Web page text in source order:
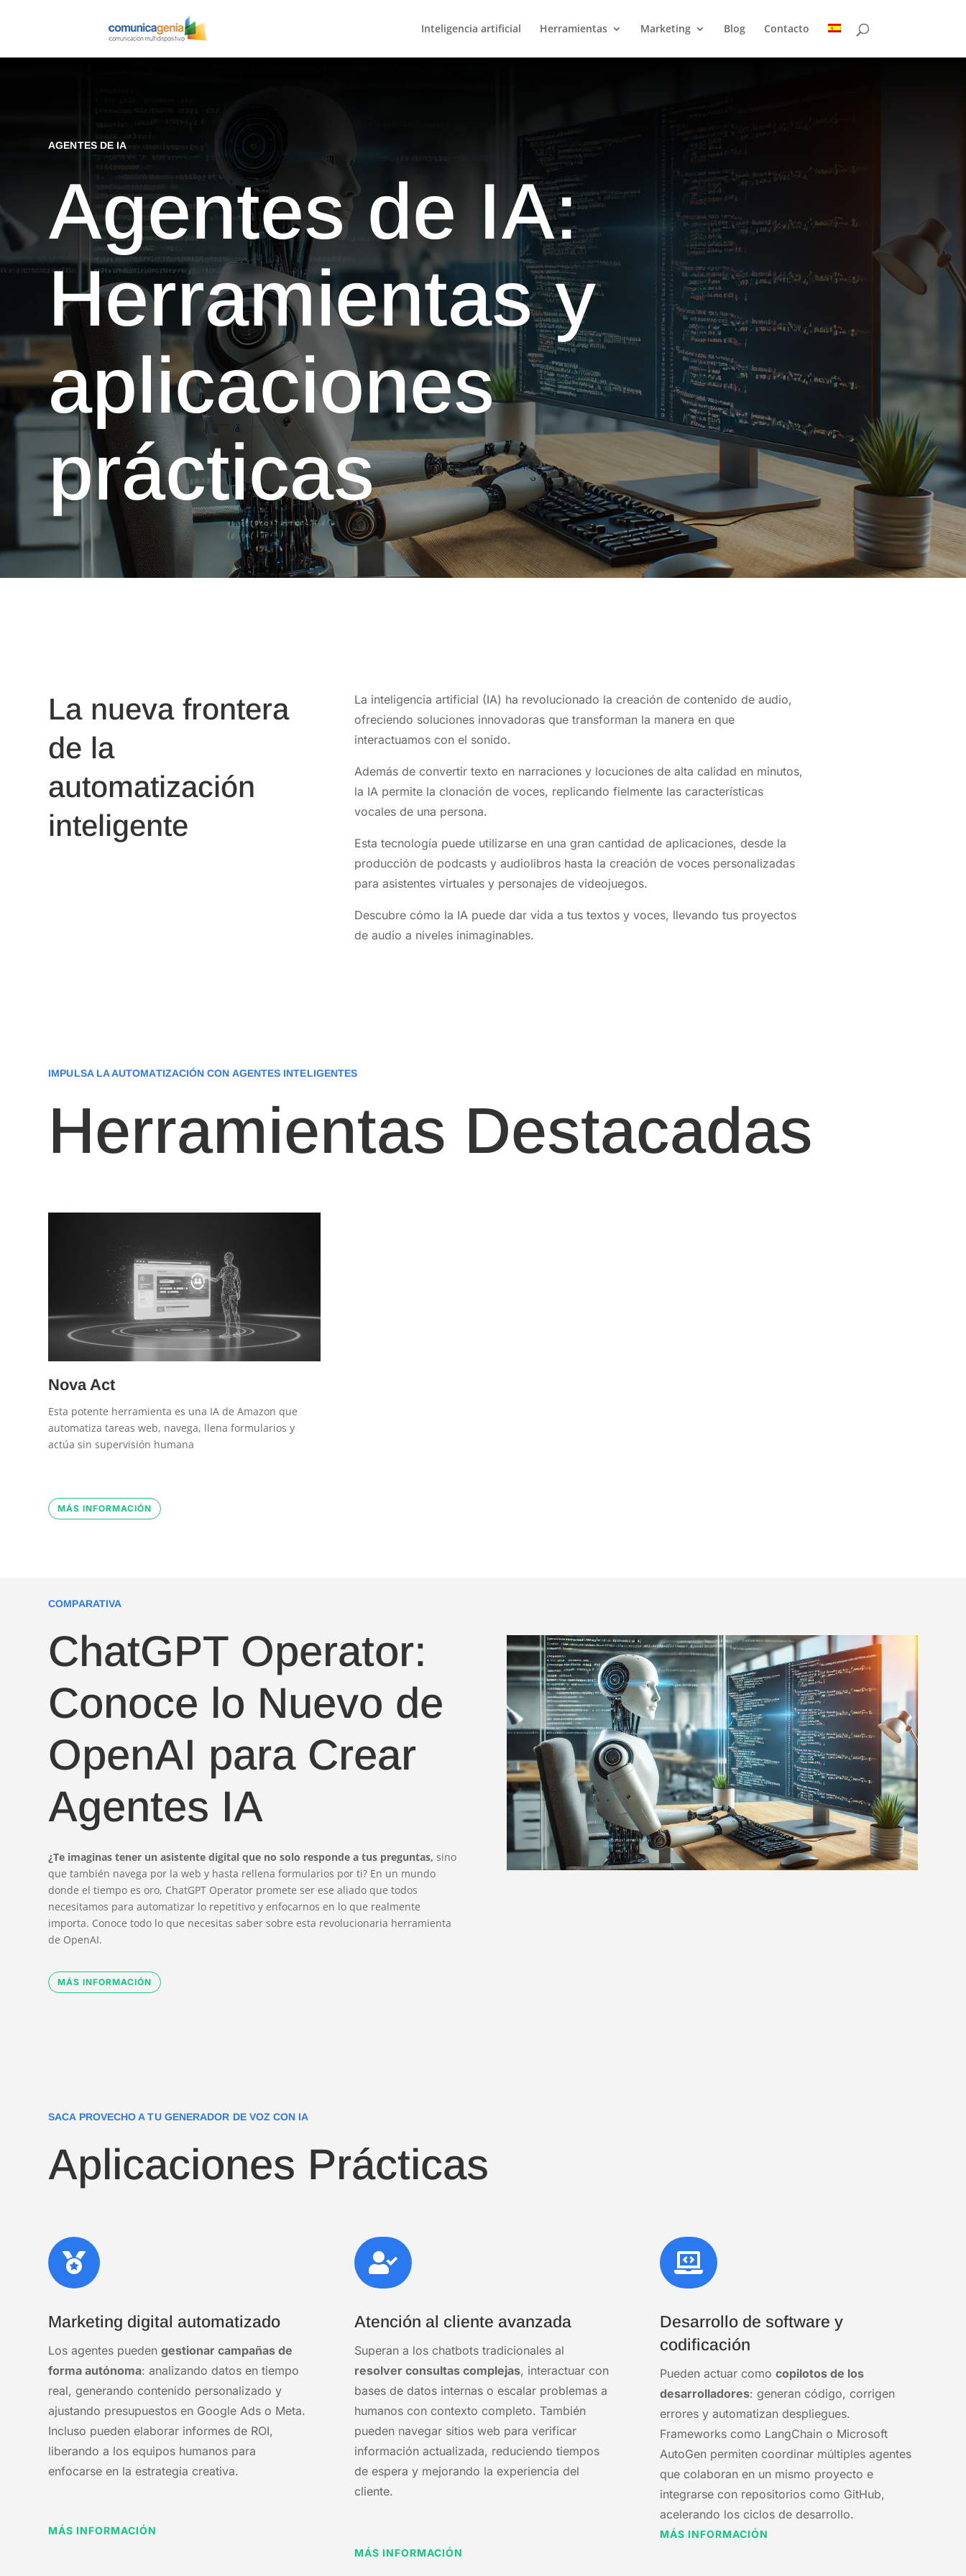
Inteligencia artificial Herramientas Marketing Blog Contacto
AGENTES DE IA
Agentes de IA:
Herramientas y
aplicaciones
prácticas
La nueva frontera
de la
automatización
inteligente
La inteligencia artificial (IA) ha revolucionado la creación de contenido de audio,
ofreciendo soluciones innovadoras que transforman la manera en que
interactuamos con el sonido.
Además de convertir texto en narraciones y locuciones de alta calidad en minutos,
la IA permite la clonación de voces, replicando fielmente las características
vocales de una persona.
Esta tecnología puede utilizarse en una gran cantidad de aplicaciones, desde la
producción de podcasts y audiolibros hasta la creación de voces personalizadas
para asistentes virtuales y personajes de videojuegos.
Descubre cómo la IA puede dar vida a tus textos y voces, llevando tus proyectos
de audio a niveles inimaginables.
IMPULSA LA AUTOMATIZACIÓN CON AGENTES INTELIGENTES
Herramientas Destacadas
Nova Act
Esta potente herramienta es una IA de Amazon que
automatiza tareas web, navega, llena formularios y
actúa sin supervisión humana
MÁS INFORMACIÓN
COMPARATIVA
ChatGPT Operator:
Conoce lo Nuevo de
OpenAI para Crear
Agentes IA
¿Te imaginas tener un asistente digital que no solo responde a tus preguntas, sino
que también navega por la web y hasta rellena formularios por ti? En un mundo
donde el tiempo es oro, ChatGPT Operator promete ser ese aliado que todos
necesitamos para automatizar lo repetitivo y enfocarnos en lo que realmente
importa. Conoce todo lo que necesitas saber sobre esta revolucionaria herramienta
de OpenAI.
MÁS INFORMACIÓN
SACA PROVECHO A TU GENERADOR DE VOZ CON IA
Aplicaciones Prácticas

Marketing digital automatizado
Los agentes puedengestionar campañas de
forma autónoma: analizando datos en tiempo
real, generando contenido personalizado y
ajustando presupuestos en Google Ads o Meta.
Incluso pueden elaborar informes de ROI,
liberando a los equipos humanos para
enfocarse en la estrategia creativa.
MÁS INFORMACIÓN

Atención al cliente avanzada
Superan a los chatbots tradicionales al
resolver consultas complejas, interactuar con
bases de datos internas o escalar problemas a
humanos con contexto completo. También
pueden navegar sitios web para verificar
información actualizada, reduciendo tiempos
de espera y mejorando la experiencia del
cliente.
MÁS INFORMACIÓN

Desarrollo de software y
codificación
Pueden actuar como copilotos de los
desarrolladores: generan código, corrigen
errores y automatizan despliegues.
Frameworks como LangChain o Microsoft
AutoGen permiten coordinar múltiples agentes
que colaboran en un mismo proyecto e
integrarse con repositorios como GitHub,
acelerando los ciclos de desarrollo.
MÁS INFORMACIÓN